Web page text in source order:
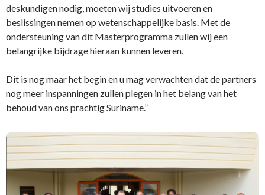
deskundigen nodig, moeten wij studies uitvoeren en
beslissingen nemen op wetenschappelijke basis. Met de
ondersteuning van dit Masterprogramma zullen wij een
belangrijke bijdrage hieraan kunnen leveren.
Dit is nog maar het begin en u mag verwachten dat de partners
nog meer inspanningen zullen plegen in het belang van het
behoud van ons prachtig Suriname.”